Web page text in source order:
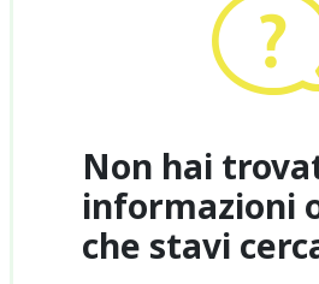
Non hai
informazioni
che stavi